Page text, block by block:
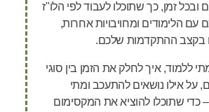
ובכל זמן, כך שתוכלו לעבוד לפי הלו"ז
עם הלימודים ומחויבויות אחרות,
בקצב ההתקדמות שלכם.
ללמוד, איך לחלק את הזמן בין סוגי
על אילו נושאים להתעכב ומתי
שתוכלו להוציא את המקסימום